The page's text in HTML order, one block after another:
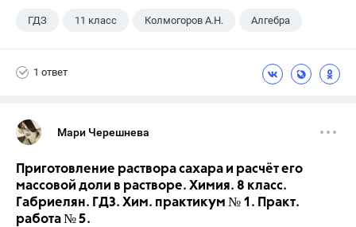
ГДЗ 11 класс Колмогоров А.Н. Алгебра
1 ответ
Мари Черешнева
Приготовление раствора сахара и расчёт его
массовой доли в растворе. Химия. 8 класс.
Габриелян. ГДЗ. Хим. практикум № 1. Практ.
работа № 5.